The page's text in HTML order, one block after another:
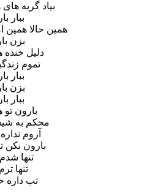
بیاد گریه
ببار
همین حالا همین
بزن
دلیل خنده
تموم
ببار
بزن
ببار
بارون تو
محکم به
آروم نداره
بارون نکن
تنها
تنها ترم
تب داره